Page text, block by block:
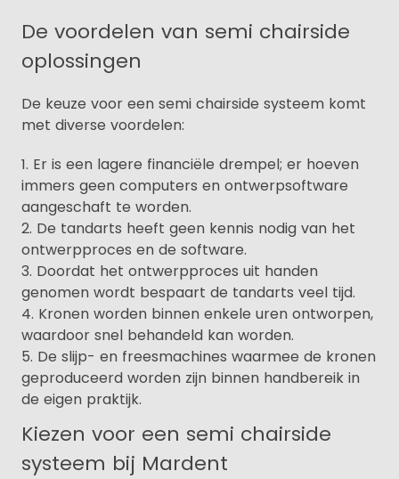
De voordelen van semi chairside
oplossingen
De keuze voor een semi chairside systeem komt
met diverse voordelen:
Er is een lagere financiële drempel; er hoeven
immers geen computers en ontwerpsoftware
aangeschaft te worden.
De tandarts heeft geen kennis nodig van het
ontwerpproces en de software.
Doordat het ontwerpproces uit handen
genomen wordt bespaart de tandarts veel tijd.
Kronen worden binnen enkele uren ontworpen,
waardoor snel behandeld kan worden.
De slijp- en freesmachines waarmee de kronen
geproduceerd worden zijn binnen handbereik in
de eigen praktijk.
Kiezen voor een semi chairside
systeem bij Mardent